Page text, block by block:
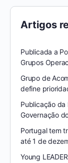
Artigos
Publicada a
Grupos
Grupo de
define
Publicação da
Governação
Portugal tem
até 1 de
Young